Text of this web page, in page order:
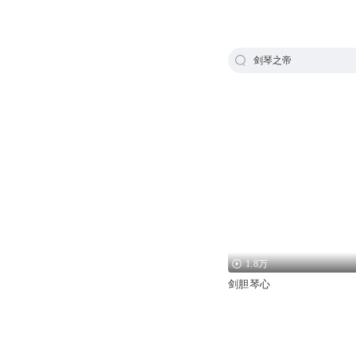
剑琴之帝
1.8万
剑胆琴心